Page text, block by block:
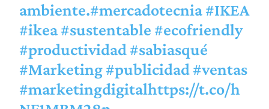
ambiente.#mercadotecnia#IKEA
#ikea#sustentable #ecofriendly
#productividad#sabiasqué
#Marketing#publicidad#ventas
#marketingdigitalhttps://t.co/h